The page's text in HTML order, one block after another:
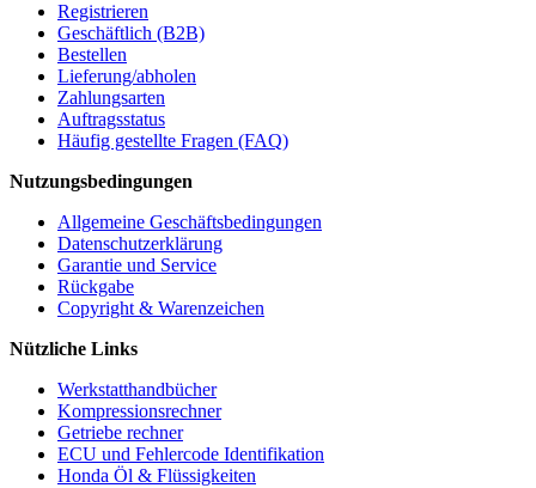
Registrieren
Geschäftlich (B2B)
Bestellen
Lieferung/abholen
Zahlungsarten
Auftragsstatus
Häufig gestellte Fragen (FAQ)
Nutzungsbedingungen
Allgemeine Geschäftsbedingungen
Datenschutzerklärung
Garantie und Service
Rückgabe
Copyright & Warenzeichen
Nützliche Links
Werkstatthandbücher
Kompressionsrechner
Getriebe rechner
ECU und Fehlercode Identifikation
Honda Öl & Flüssigkeiten